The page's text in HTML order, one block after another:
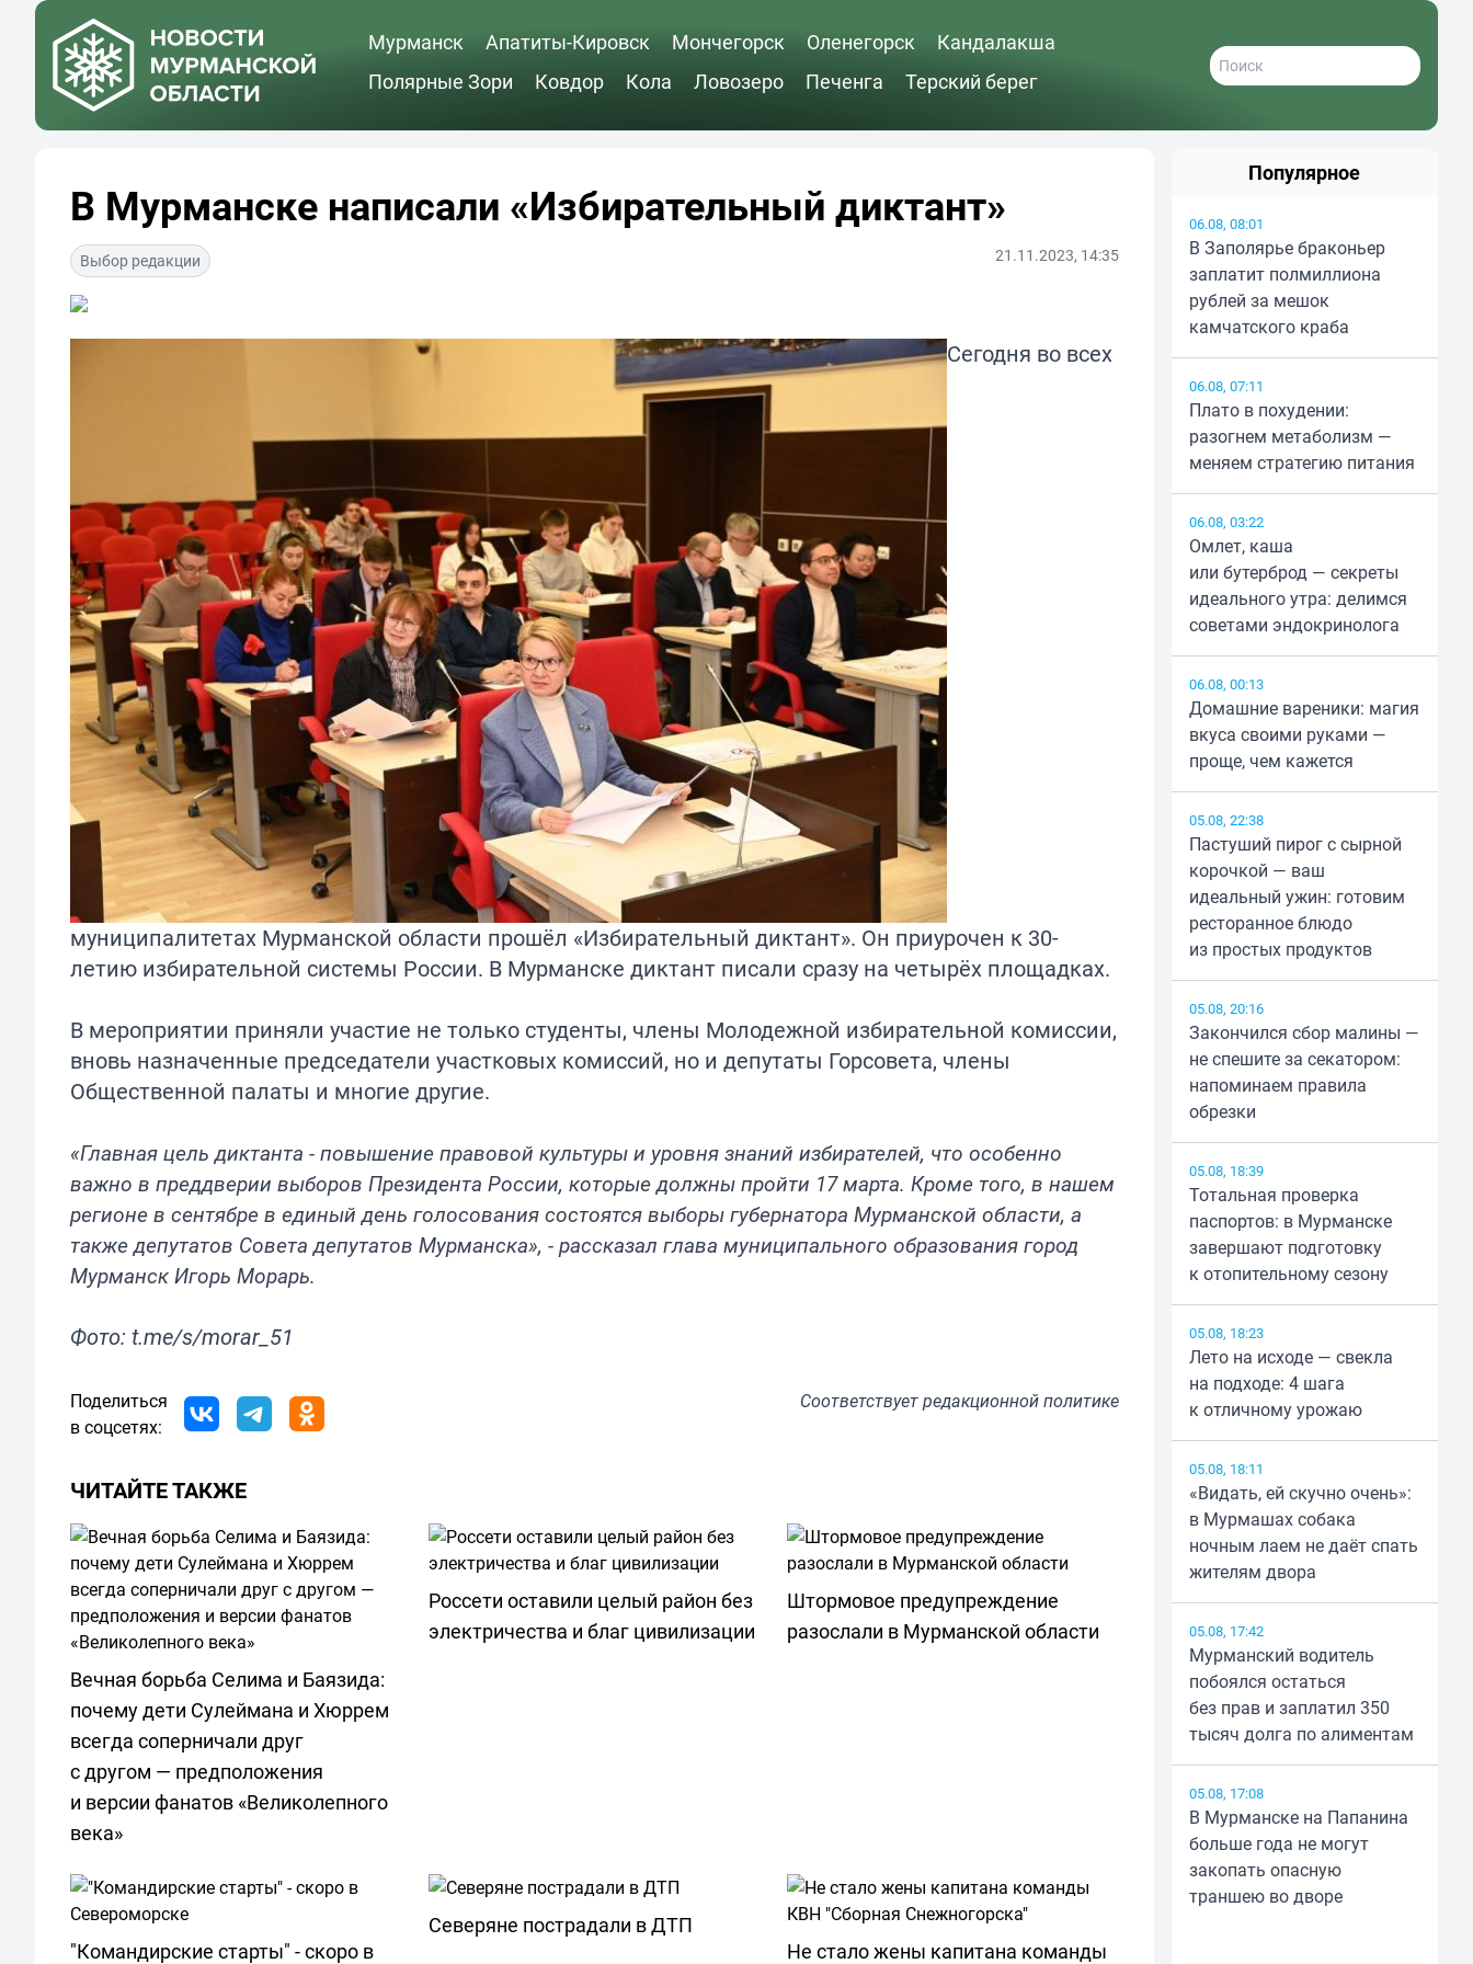
Мурманск Апатиты-Кировск Мончегорск Оленегорск
Кандалакша
Полярные Зори
Ковдор Кола Ловозеро Печенга Терский берег
В Мурманске написали «Избирательный диктант»
Выбор редакции 21.11.2023, 14:35
Сегодня во всех
муниципалитетах Мурманской области прошёл «Избирательный диктант». Он приурочен к 30-
летию избирательной системы России. В Мурманске диктант писали сразу на четырёх площадках.
В мероприятии приняли участие не только студенты, члены Молодежной избирательной комиссии,
вновь назначенные председатели участковых комиссий, но и депутаты Горсовета, члены
Общественной палаты и многие другие.
«Главная цель диктанта - повышение правовой культуры и уровня знаний избирателей, что особенно
важно в преддверии выборов Президента России, которые должны пройти 17 марта. Кроме того, в нашем
регионе в сентябре в единый день голосования состоятся выборы губернатора Мурманской области, а
также депутатов Совета депутатов Мурманска», - рассказал глава муниципального образования город
Мурманск Игорь Морарь.
Фото: t.me/s/morar_51
Поделиться
в соцсетях:
Соответствуетредакционной политике
ЧИТАЙТЕ ТАКЖЕ
Вечная борьба Селима и Баязида:
почему дети Сулеймана и Хюррем
всегда соперничали друг
с другом — предположения
и версии фанатов «Великолепного
века»
Россети оставили целый район без
электричества и благ цивилизации
Штормовое предупреждение
разослали в Мурманской области
"Командирские старты" - скоро в
Северяне пострадали в ДТП
Не стало жены капитана команды
Популярное
06.08, 08:01
В Заполярье браконьер
заплатит полмиллиона
рублей за мешок
камчатского краба
06.08, 07:11
Плато в похудении:
разогнем метаболизм —
меняем стратегию питания
06.08, 03:22
Омлет, каша
или бутерброд — секреты
идеального утра: делимся
советами эндокринолога
06.08, 00:13
Домашние вареники: магия
вкуса своими руками —
проще, чем кажется
05.08, 22:38
Пастуший пирог с сырной
корочкой — ваш
идеальный ужин: готовим
ресторанное блюдо
из простых продуктов
05.08, 20:16
Закончился сбор малины —
не спешите за секатором:
напоминаем правила
обрезки
05.08, 18:39
Тотальная проверка
паспортов: в Мурманске
завершают подготовку
к отопительному сезону
05.08, 18:23
Лето на исходе — свекла
на подходе: 4 шага
к отличному урожаю
05.08, 18:11
«Видать, ей скучно очень»:
в Мурмашах собака
ночным лаем не даёт спать
жителям двора
05.08, 17:42
Мурманский водитель
побоялся остаться
без прав и заплатил 350
тысяч долга по алиментам
05.08, 17:08
В Мурманске на Папанина
больше года не могут
закопать опасную
траншею во дворе